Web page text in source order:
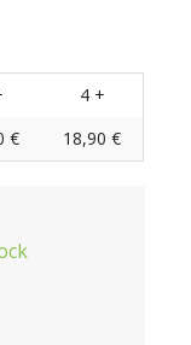
4 +
€ 18,90 €